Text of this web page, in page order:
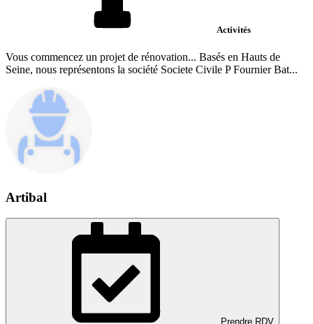
Activités
Vous commencez un projet de rénovation... Basés en Hauts de
Seine, nous représentons la société Societe Civile P Fournier Bat...
Artibal
Prendre RDV